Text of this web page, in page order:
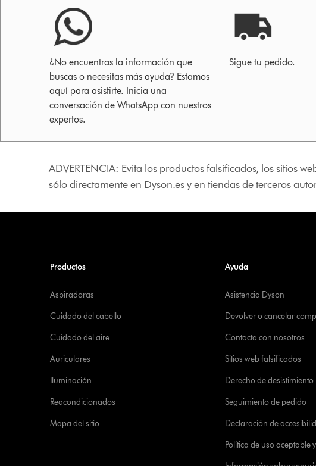
¿No encuentras la información que
buscas o necesitas más ayuda? Estamos
aquí para asistirte. Inicia una
conversación de WhatsApp con nuestros
expertos.
Sigue tu pedido.
ADVERTENCIA: Evita los productos falsificados, los sitios
sólo directamente en Dyson.es y en tiendas de terceros
Productos
Aspiradoras
Cuidado del cabello
Cuidado del aire
Auriculares
Iluminación
Reacondicionados
Mapa del sitio
Ayuda
Asistencia Dyson
Devolver o cancelar
Contacta con nosotros
Sitios web falsificados
Derecho de desistimiento
Seguimiento de pedido
Declaración de
Política de uso aceptable